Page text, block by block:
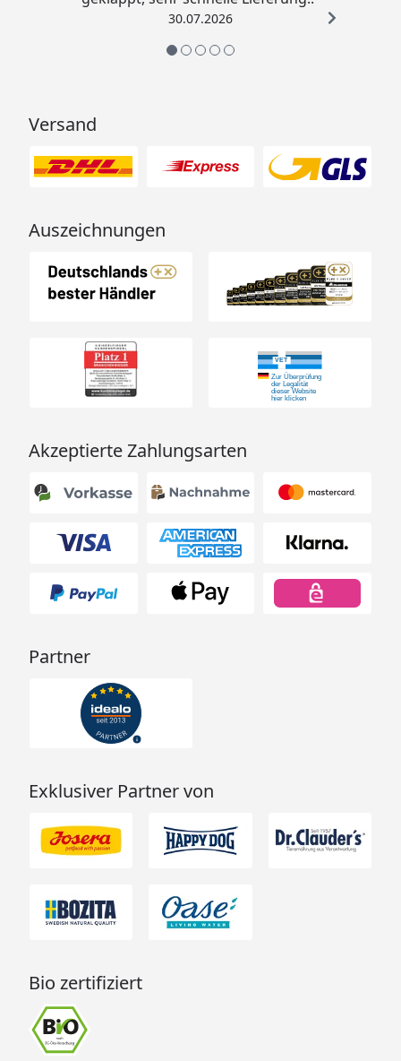
30.07.2026
Versand
Auszeichnungen
Akzeptierte Zahlungsarten
Partner
Exklusiver Partner von
Bio zertifiziert